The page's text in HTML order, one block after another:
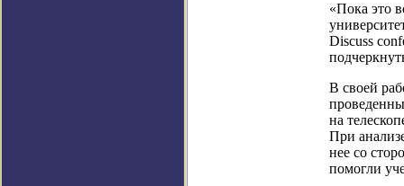
«Пока это
Discuss
В своей
на
При
нее со
помогли